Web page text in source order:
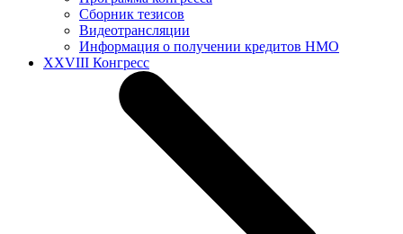
Сборник тезисов
Видеотрансляции
Информация о получении кредитов НМО
XXVIII Конгресс